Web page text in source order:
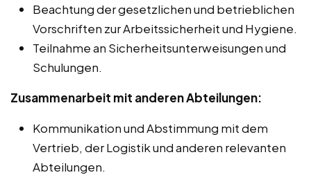
Beachtung der gesetzlichen und betrieblichen
Vorschriften zur Arbeitssicherheit und Hygiene.
Teilnahme an Sicherheitsunterweisungen und
Schulungen.
Zusammenarbeit mit anderen Abteilungen:
Kommunikation und Abstimmung mit dem
Vertrieb, der Logistik und anderen relevanten
Abteilungen.